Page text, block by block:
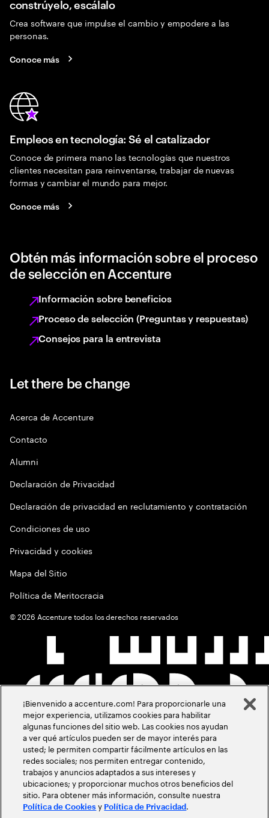
constrúyelo, escálalo
Crea software que impulse el cambio y empodere a las
personas.
Conoce más
Empleos en tecnología: Sé el catalizador
Conoce de primera mano las tecnologías que nuestros
clientes necesitan para reinventarse, trabajar de nuevas
formas y cambiar el mundo para mejor.
Conoce más
Obtén más información sobre el proceso
de selección en Accenture
Información sobre beneficios
Proceso de selección (Preguntas y respuestas)
Consejos para la entrevista
Let there be change
Acerca de Accenture
Contacto
Alumni
Declaración de Privacidad
Declaración de privacidad en reclutamiento y contratación
Condiciones de uso
Privacidad y cookies
Mapa del Sitio
Política de Meritocracia
©2026 Accenture todos los derechos reservados
¡Bienvenido a accenture.com! Para proporcionarle una
mejor experiencia, utilizamos cookies para habilitar
algunas funciones del sitio web. Las cookies nos ayudan
a ver qué artículos pueden ser de mayor interés para
usted; le permiten compartir fácilmente artículos en las
redes sociales; nos permiten entregar contenido,
trabajos y anuncios adaptados a sus intereses y
ubicaciones; y proporcionar muchos otros beneficios del
sitio. Para obtener más información, consulte nuestra
Política de Cookies y Política de Privacidad .